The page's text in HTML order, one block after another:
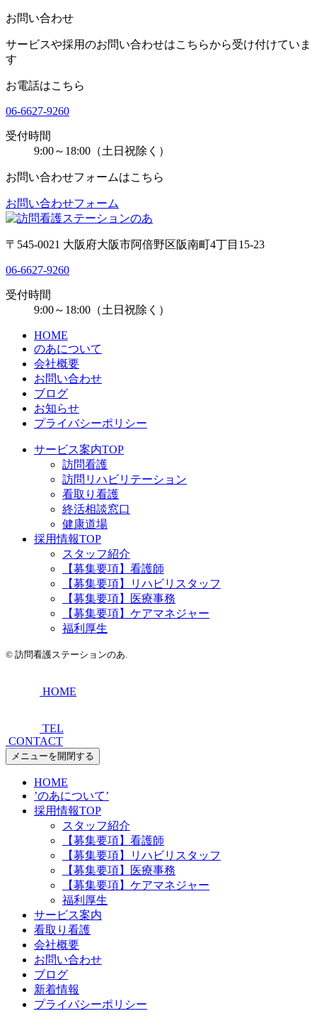
お問い合わせ
サービスや採用のお問い合わせはこちらから受け付けていま
す
お電話はこちら
06-6627-9260
受付時間
9:00～18:00（土日祝除く）
お問い合わせフォームはこちら
お問い合わせフォーム
〒545-0021 大阪府大阪市阿倍野区阪南町4丁目15-23
06-6627-9260
受付時間
9:00～18:00（土日祝除く）
HOME
のあについて
会社概要
お問い合わせ
ブログ
お知らせ
プライバシーポリシー
サービス案内TOP
訪問看護
訪問リハビリテーション
看取り看護
終活相談窓口
健康道場
採用情報TOP
スタッフ紹介
【募集要項】看護師
【募集要項】リハビリスタッフ
【募集要項】医療事務
【募集要項】ケアマネジャー
福利厚生
© 訪問看護ステーションのあ.
HOME
TEL
CONTACT
メニューを開閉する
HOME
’のあについて’
採用情報TOP
スタッフ紹介
【募集要項】看護師
【募集要項】リハビリスタッフ
【募集要項】医療事務
【募集要項】ケアマネジャー
福利厚生
サービス案内
看取り看護
会社概要
お問い合わせ
ブログ
新着情報
プライバシーポリシー